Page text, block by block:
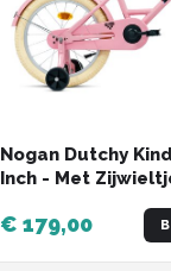
Nogan Dutchy
Inch - Met
Terugtraprem &
€ 179,00